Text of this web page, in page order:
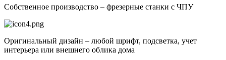
Собственное производство – фрезерные станки с ЧПУ
Оригинальный дизайн – любой шрифт, подсветка, учет
интерьера или внешнего облика дома